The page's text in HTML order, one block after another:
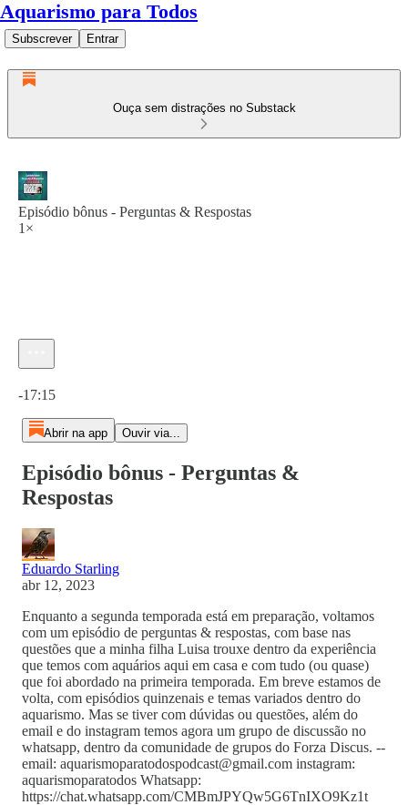
Aquarismo para Todos
Subscrever Entrar
Ouça sem distrações no Substack
Episódio bônus - Perguntas & Respostas
1×
-17:15
Abrir na app Ouvir via...
Episódio bônus - Perguntas &
Respostas
Eduardo Starling
abr 12, 2023
Enquanto a segunda temporada está em preparação, voltamos
com um episódio de perguntas & respostas, com base nas
questões que a minha filha Luisa trouxe dentro da experiência
que temos com aquários aqui em casa e com tudo (ou quase)
que foi abordado na primeira temporada. Em breve estamos de
volta, com episódios quinzenais e temas variados dentro do
aquarismo. Mas se tiver com dúvidas ou questões, além do
email e do instagram temos agora um grupo de discussão no
whatsapp, dentro da comunidade de grupos do Forza Discus. --
email: aquarismoparatodospodcast@gmail.com instagram:
aquarismoparatodos Whatsapp:
https://chat.whatsapp.com/CMBmJPYQw5G6TnIXO9Kz1t